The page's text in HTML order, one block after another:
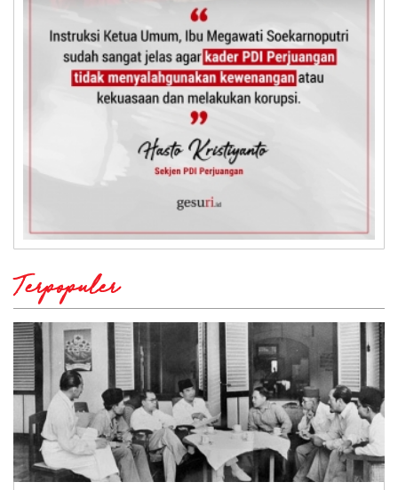
Terpopuler